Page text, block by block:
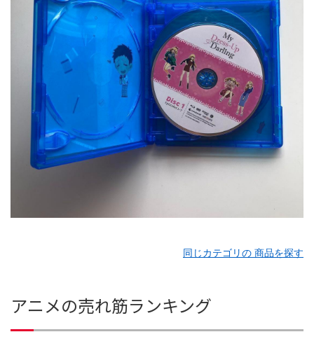
同じカテゴリの 商品を探す
アニメの売れ筋ランキング